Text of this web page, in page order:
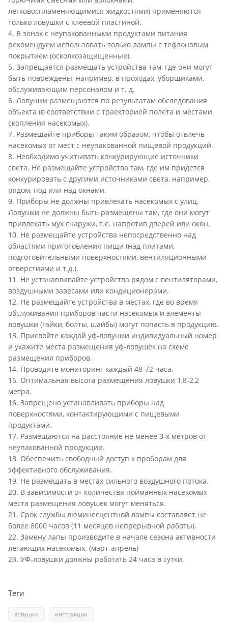
легковоспламеняющимися жидкостями) применяются
только ловушки с клеевой пластиной.
4. В зонах с неупакованными продуктами питания
рекомендуем использовать только лампы с тефлоновым
покрытием (осколкозащищенные).
5. Запрещается размещать устройства там, где они могут
быть повреждены, например, в проходах, уборщиками,
обслуживающим персоналом и т. д.
6. Ловушки размещаются по результатам обследования
объекта (в соответствии с траекторией полета и местами
скопления насекомых).
7. Размещайте приборы таким образом, чтобы отвлечь
насекомых от мест с неупакованной пищевой продукций.
8. Необходимо учитывать конкурирующие источники
света. Не размещайте устройства там, где им придется
конкурировать с другими источниками света, например,
рядом, под или над окнами.
9. Приборы не должны привлекать насекомых с улиц.
Ловушки не должны быть размещены там, где они могут
привлекать мух снаружи, т.е. напротив дверей или окон.
10. Не размещайте устройства непосредственно над
областями приготовления пищи (над плитами,
подготовительными поверхностями, вентиляционными
отверстиями и т.д.).
11. Не устанавливайте устройства рядом с вентиляторами,
воздушными завесами или кондиционерами.
12. Не размещайте устройства в местах, где во время
обслуживания приборов части насекомых и элементы
ловушки (гайки, болты, шайбы) могут попасть в продукцию.
13. Присвойте каждой уф-ловушки индивидуальный номер
и укажите места размещения уф-ловушек на схеме
размещения приборов.
14. Проводите мониторинг каждый 48-72 часа.
15. Оптимальная высота размещения ловушки 1,8-2,2
метра.
16. Запрещено устанавливать приборы над
поверхностями, контактирующими с пищевыми
продуктами.
17. Размещаются на расстояние не менее 3-х метров от
неупакованной продукции.
18. Обеспечить свободный доступ к проборам для
эффективного обслуживания.
19. Не размещать в местах сильного воздушного потока.
20. В зависимости от количества пойманных насекомых
места размещения ловушек могут меняться.
21. Срок службы люминесцентной лампы составляет не
более 8000 часов (11 месяцев непрерывной работы).
22. Замену лапы производите в начале сезона активности
летающих насекомых. (март-апрель)
23. УФ-ловушки должны работать 24 часа в сутки.
Теги
ловушки инструкции